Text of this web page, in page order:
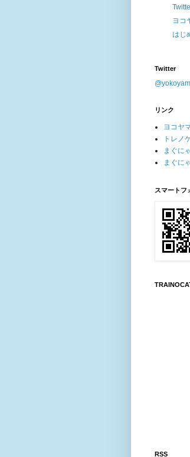
ヨコ
はじ
Twitter
リンク
ヨコヤ
トレノ
まぐに
まぐに
スマートフ
RSS